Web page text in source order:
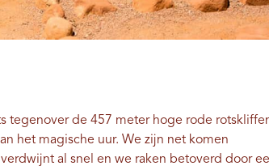
tegenover de 457 meter hoge rode
het magische uur. We zijn net komen
al snel en we raken betoverd door